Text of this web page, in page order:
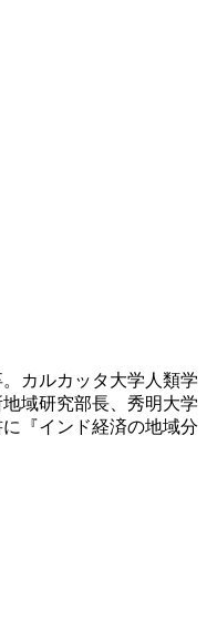
カルカッタ大学人類学
域研究部長、秀明大学
『インド経済の地域分